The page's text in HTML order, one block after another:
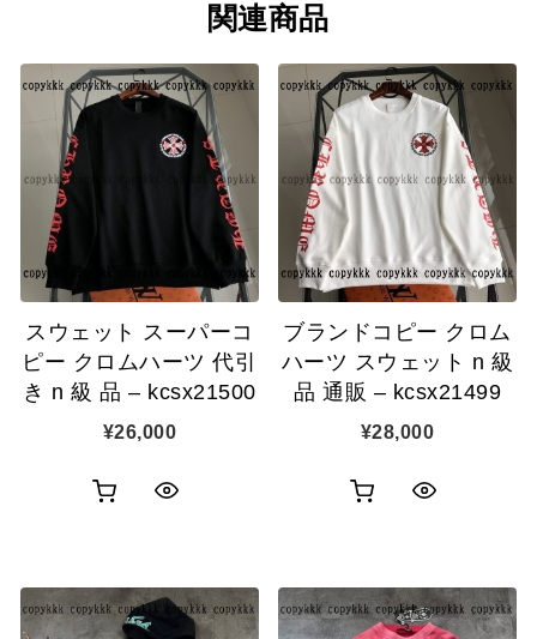
関連商品
スウェット スーパーコ
ピー クロムハーツ 代引
き n 級 品 – kcsx21500
¥26,000
ブランドコピー クロム
ハーツ スウェット n 級
品 通販 – kcsx21499
¥28,000